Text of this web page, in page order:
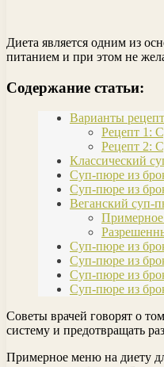
Диета является одним из
питанием и при этом не
Содержание статьи:
Варианты
Рецепт 1:
Рецепт 2:
Классический
Суп-пюре из
Суп-пюре из
Веганский суп-
Суп-пюре из
Суп-пюре из
Суп-пюре из
Суп-пюре из
Советы врачей говорят о
систему и предотвращать
Примерное меню на диету